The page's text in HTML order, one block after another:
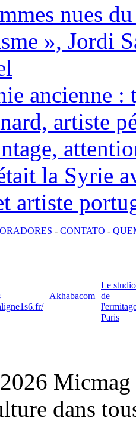
nues
», Jordi
ancienne :
artiste
la Syrie
artiste
- CONTATO -
Akhabacom
Le studio
de
Paris
Micmag
dans